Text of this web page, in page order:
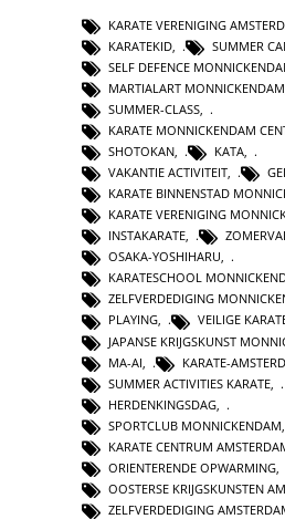
KARATE VERENIGING
KARATEKID
SUMMER
SELF DEFENCE
MARTIALART MONNICKENDAM
SUMMER-CLASS
KARATE MONNICKENDAM
SHOTOKAN
KATA
VAKANTIE ACTIVITEIT,
KARATE BINNENSTAD
KARATE VERENIGING
INSTAKARATE,
OSAKA-YOSHIHARU,
KARATESCHOOL
ZELFVERDEDIGING
PLAYING, VEILIGE
JAPANSE KRIJGSKUNST
MA-AI
KARATE-
SUMMER ACTIVITIES KARATE
HERDENKINGSDAG
SPORTCLUB MONNICKENDAM
KARATE CENTRUM
ORIENTERENDE OPWARMING
OOSTERSE KRIJGSKUNSTEN
ZELFVERDEDIGING